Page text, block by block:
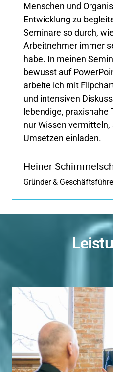
Menschen und
Entwicklung zu
Seminare so durch,
Arbeitnehmer immer
habe. In meinen
bewusst auf
arbeite ich mit
und intensiven
lebendige, praxisnahe
nur Wissen
Umsetzen einladen.
Heiner
Gründer &